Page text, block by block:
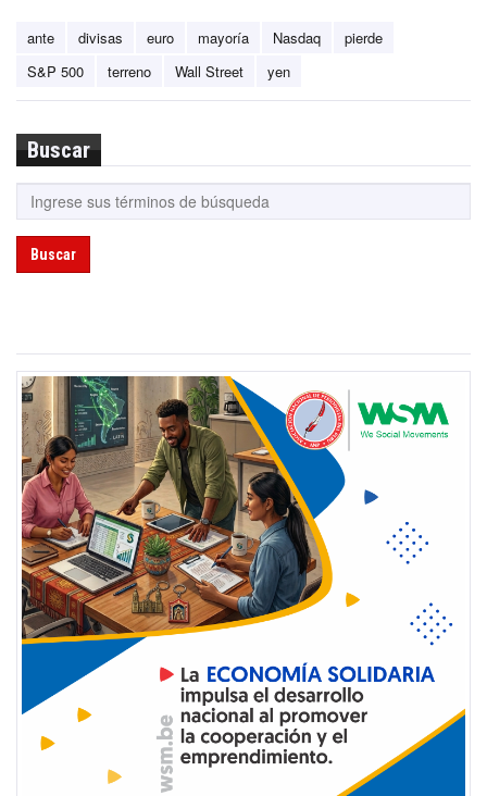
ante divisas euro mayoría Nasdaq
pierde
S&P 500
terreno Wall Street yen
Buscar
Buscar